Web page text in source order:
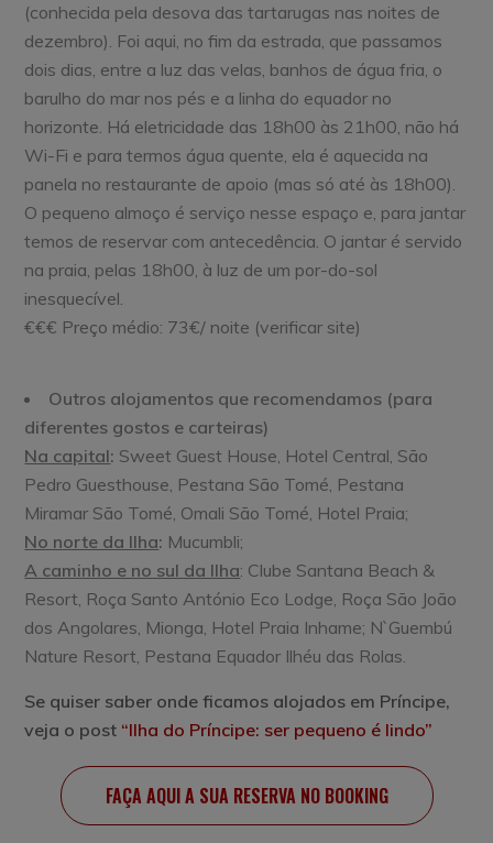
(conhecida pela desova das tartarugas nas noites de
dezembro). Foi aqui, no fim da estrada, que passamos
dois dias, entre a luz das velas, banhos de água fria, o
barulho do mar nos pés e a linha do equador no
horizonte. Há eletricidade das 18h00 às 21h00, não há
Wi-Fi e para termos água quente, ela é aquecida na
panela no restaurante de apoio (mas só até às 18h00).
O pequeno almoço é serviço nesse espaço e, para jantar
temos de reservar com antecedência. O jantar é servido
na praia, pelas 18h00, à luz de um por-do-sol
inesquecível.
€€€ Preço médio: 73€/ noite (verificar site)
Outros alojamentos que recomendamos (para
diferentes gostos e carteiras)
Na capital: Sweet Guest House, Hotel Central, São
Pedro Guesthouse, Pestana São Tomé, Pestana
Miramar São Tomé, Omali São Tomé, Hotel Praia;
No norte da Ilha: Mucumbli;
A caminho e no sul da Ilha: Clube Santana Beach &
Resort, Roça Santo António Eco Lodge, Roça São João
dos Angolares, Mionga, Hotel Praia Inhame; N`Guembú
Nature Resort, Pestana Equador Ilhéu das Rolas.
Se quiser saber onde ficamos alojados em Príncipe,
veja o post “Ilha do Príncipe: ser pequeno é lindo”
FAÇA AQUI A SUA RESERVA NO BOOKING